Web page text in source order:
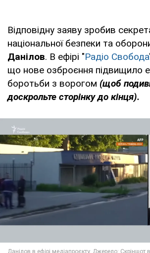
Відповідну заяву зробив
національної безпеки та
Данілов. В ефірі "Радіо Свобода
що нове озброєння підвищило
боротьби з ворогом (щоб
доскрольте сторінку до кінця).